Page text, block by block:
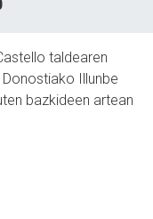
taldearen
Illunbe
bazkideen artean